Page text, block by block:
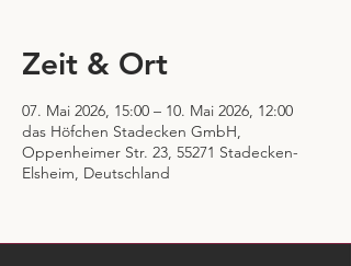
Zeit & Ort
07. Mai 2026, 15:00 – 10. Mai 2026, 12:00
das Höfchen Stadecken GmbH,
Oppenheimer Str. 23, 55271 Stadecken-
Elsheim, Deutschland